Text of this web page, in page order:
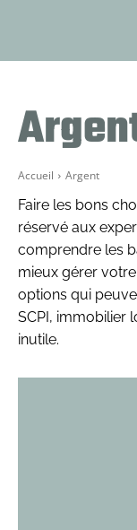
Accueil Argent
Faire les bons
réservé aux
comprendre les
mieux gérer
options qui
SCPI, immobilier
inutile.